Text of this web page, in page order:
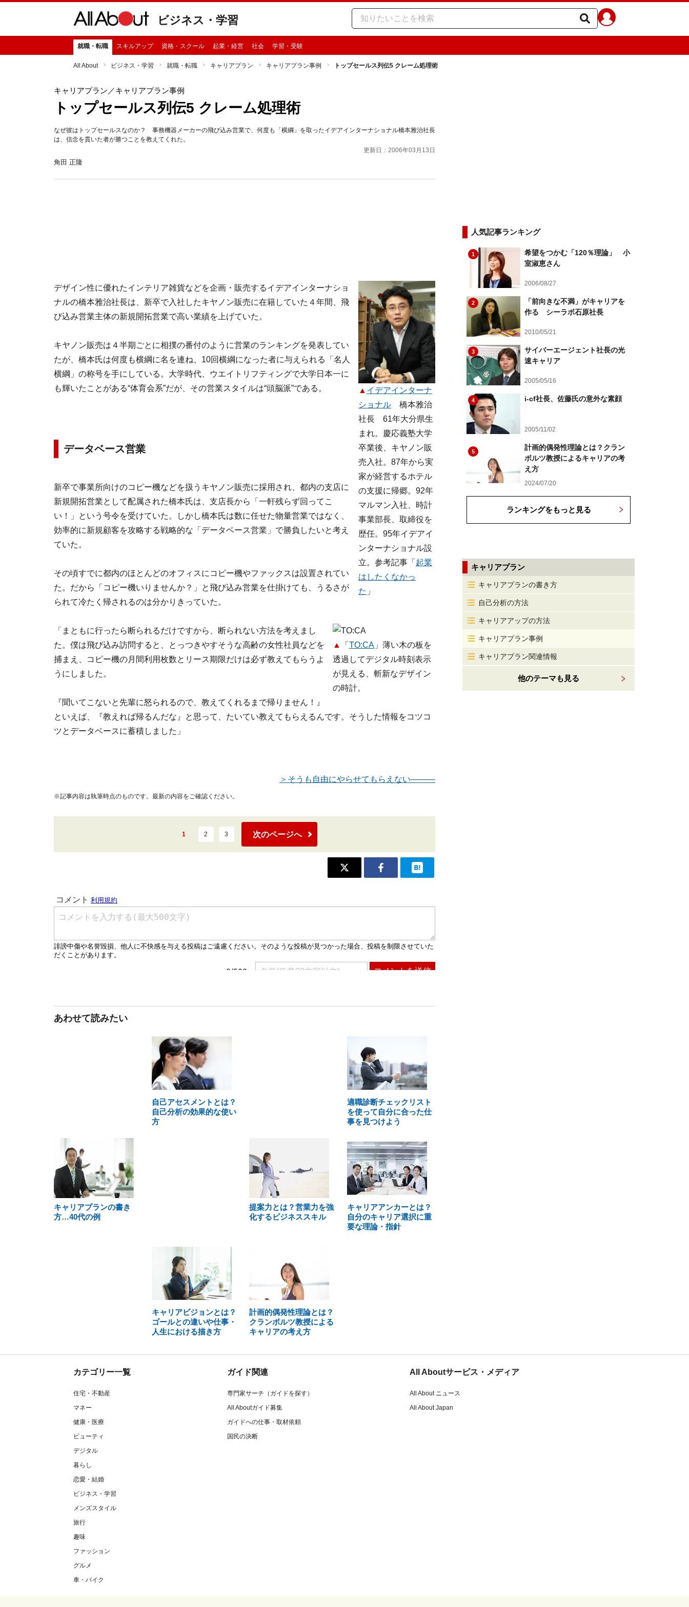
ビジネス・学習
就職・転職 スキルアップ 資格・スクール 起業・経営 社会 学習・受験
All About ビジネス・学習 就職・転職 キャリアプラン キャリアプラン事例 トップセールス列伝5 クレーム処理術
キャリアプラン ／キャリアプラン事例
トップセールス列伝5 クレーム処理術
なぜ彼はトップセールスなのか？ 事務機器メーカーの飛び込み営業で、何度も「横綱」を取ったイデアインターナショナル橋本雅治社長
は、信念を貫いた者が勝つことを教えてくれた。
更新日：2006年03月13日
角田 正隆
▲ イデアインターナ
ショナル 橋本雅治
社長 61年大分県生
まれ。慶応義塾大学
卒業後、キヤノン販
売入社。87年から実
家が経営するホテル
の支援に帰郷。92年
マルマン入社、時計
事業部長、取締役を
歴任。95年イデアイ
ンターナショナル設
立。参考記事「 起業
はしたくなかっ
た 」
デザイン性に優れたインテリア雑貨などを企画・販売するイデアインターナショ
ナルの橋本雅治社長は、新卒で入社したキヤノン販売に在籍していた４年間、飛
び込み営業主体の新規開拓営業で高い業績を上げていた。
キヤノン販売は４半期ごとに相撲の番付のように営業のランキングを発表してい
たが、橋本氏は何度も横綱に名を連ね、10回横綱になった者に与えられる「名人
横綱」の称号を手にしている。大学時代、ウエイトリフティングで大学日本一に
も輝いたことがある“体育会系”だが、その営業スタイルは“頭脳派”である。
データベース営業
新卒で事業所向けのコピー機などを扱うキヤノン販売に採用され、都内の支店に
新規開拓営業として配属された橋本氏は、支店長から「一軒残らず回ってこ
い！」という号令を受けていた。しかし橋本氏は数に任せた物量営業ではなく、
効率的に新規顧客を攻略する戦略的な「データベース営業」で勝負したいと考え
ていた。
その頃すでに都内のほとんどのオフィスにコピー機やファックスは設置されてい
た。だから「コピー機いりませんか？」と飛び込み営業を仕掛けても、うるさが
られて冷たく帰されるのは分かりきっていた。
▲ 「 TO:CA 」薄い木の板を
透過してデジタル時刻表示
が見える、斬新なデザイン
の時計。
「まともに行ったら断られるだけですから、断られない方法を考えまし
た。僕は飛び込み訪問すると、とっつきやすそうな高齢の女性社員などを
捕まえ、コピー機の月間利用枚数とリース期限だけは必ず教えてもらうよ
うにしました。
『聞いてこないと先輩に怒られるので、教えてくれるまで帰りません！』
といえば、『教えれば帰るんだな』と思って、たいてい教えてもらえるんです。そうした情報をコツコ
ツとデータベースに蓄積しました」
＞そうも自由にやらせてもらえない―――
※記事内容は執筆時点のものです。最新の内容をご確認ください。
1 2 3 次のページへ
あわせて読みたい
自己アセスメントとは？
自己分析の効果的な使い
方
適職診断チェックリスト
を使って自分に合った仕
事を見つけよう
キャリアプランの書き
方…40代の例
提案力とは？営業力を強
化するビジネススキル
キャリアアンカーとは？
自分のキャリア選択に重
要な理論・指針
キャリアビジョンとは？
ゴールとの違いや仕事・
人生における描き方
計画的偶発性理論とは？
クランボルツ教授による
キャリアの考え方
人気記事ランキング
1
希望をつかむ「120％理論」 小
室淑恵さん
2006/08/27
2
「前向きな不満」がキャリアを
作る シーラボ石原社長
2010/05/21
3
サイバーエージェント社長の光
速キャリア
2005/05/16
4 i-cf社長、佐藤氏の意外な素顔
2005/11/02
5
計画的偶発性理論とは？クラン
ボルツ教授によるキャリアの考
え方
2024/07/20
ランキングをもっと見る
キャリアプラン
キャリアプランの書き方
自己分析の方法
キャリアアップの方法
キャリアプラン事例
キャリアプラン関連情報
他のテーマも見る
カテゴリー一覧
住宅・不動産
マネー
健康・医療
ビューティ
デジタル
暮らし
恋愛・結婚
ビジネス・学習
メンズスタイル
旅行
趣味
ファッション
グルメ
車・バイク
ガイド関連
専門家サーチ（ガイドを探す）
All Aboutガイド募集
ガイドへの仕事・取材依頼
国民の決断
All Aboutサービス・メディア
All About ニュース
All About Japan